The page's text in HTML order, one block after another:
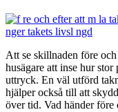
Att se skillnaden före
husägare att inse hur
uttryck. En väl utförd
hjälper också till att
över tid. Vad händer